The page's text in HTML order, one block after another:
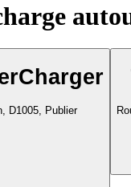
D1005, Publier